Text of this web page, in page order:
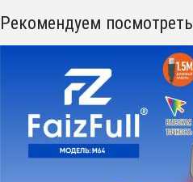
Рекомендуем посмотреть